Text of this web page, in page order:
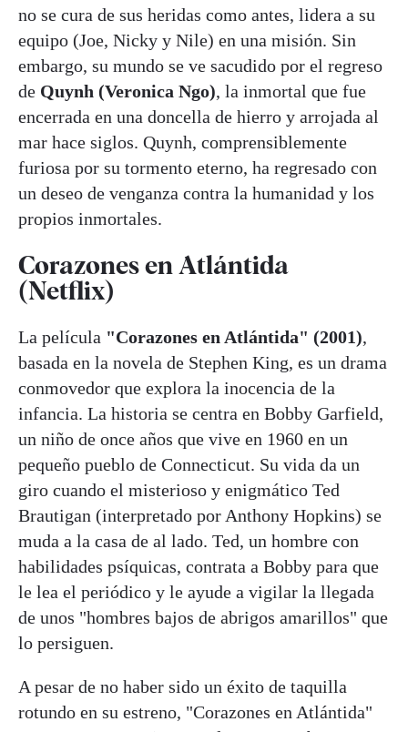
no se cura de sus heridas como antes, lidera a su
equipo (Joe, Nicky y Nile) en una misión. Sin
embargo, su mundo se ve sacudido por el regreso
de Quynh (Veronica Ngo), la inmortal que fue
encerrada en una doncella de hierro y arrojada al
mar hace siglos. Quynh, comprensiblemente
furiosa por su tormento eterno, ha regresado con
un deseo de venganza contra la humanidad y los
propios inmortales.
Corazones en Atlántida
(Netflix)
La película "Corazones en Atlántida" (2001),
basada en la novela de Stephen King, es un drama
conmovedor que explora la inocencia de la
infancia. La historia se centra en Bobby Garfield,
un niño de once años que vive en 1960 en un
pequeño pueblo de Connecticut. Su vida da un
giro cuando el misterioso y enigmático Ted
Brautigan (interpretado por Anthony Hopkins) se
muda a la casa de al lado. Ted, un hombre con
habilidades psíquicas, contrata a Bobby para que
le lea el periódico y le ayude a vigilar la llegada
de unos "hombres bajos de abrigos amarillos" que
lo persiguen.
A pesar de no haber sido un éxito de taquilla
rotundo en su estreno, "Corazones en Atlántida"